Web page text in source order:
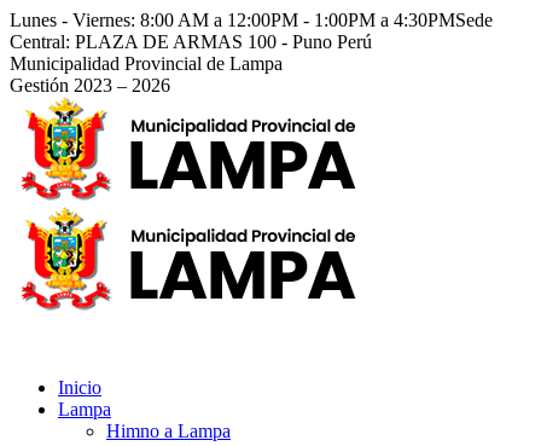
Saltar
al
contenido
Lunes - Viernes: 8:00 AM a 12:00PM - 1:00PM a 4:30PMSede
Central: PLAZA DE ARMAS 100 - Puno Perú
Facebook
page
opens
window
Instagram
page
opens
window
YouTube
page
opens
window
Twitter
page
opens
window
Municipalidad Provincial de Lampa
Gestión 2023 – 2026
Inicio
Lampa
Himno a Lampa